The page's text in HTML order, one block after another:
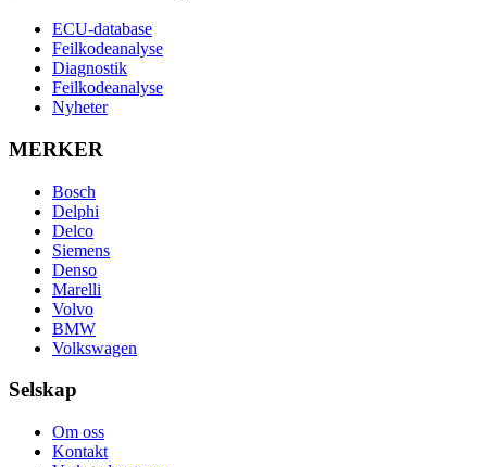
ECU-database
Feilkodeanalyse
Diagnostik
Feilkodeanalyse
Nyheter
MERKER
Bosch
Delphi
Delco
Siemens
Denso
Marelli
Volvo
BMW
Volkswagen
Selskap
Om oss
Kontakt